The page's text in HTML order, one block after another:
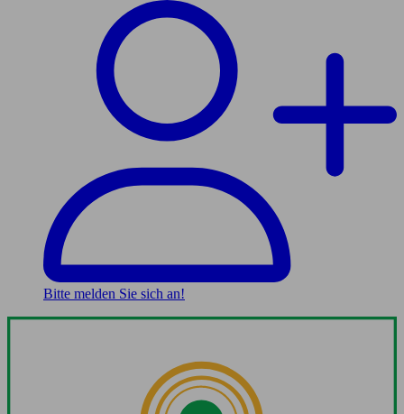
Bitte melden Sie sich an!